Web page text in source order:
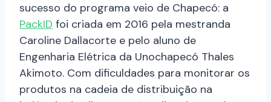
sucesso do programa veio de Chapecó: a
PackID foi criada em 2016 pela mestranda
Caroline Dallacorte e pelo aluno de
Engenharia Elétrica da Unochapecó Thales
Akimoto. Com dificuldades para monitorar os
produtos na cadeia de distribuição na